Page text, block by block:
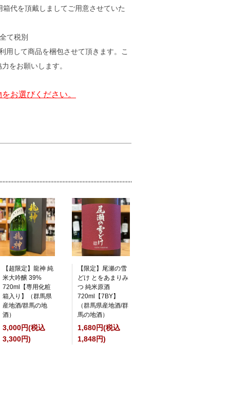
代を頂戴しましてご用意させていた
て税別
して商品を梱包させて頂きます。こ
をお願いします。
お選びください。
【超限定】龍神 純
米大吟醸 39%
720ml【専用化粧
箱入り】（群馬県
産地酒/群馬の地
酒）
3,000円(税込
3,300円)
【限定】尾瀬の雪
どけ とをあまりみ
つ 純米原酒
720ml【7BY】
（群馬県産地酒/群
馬の地酒）
1,680円(税込
1,848円)